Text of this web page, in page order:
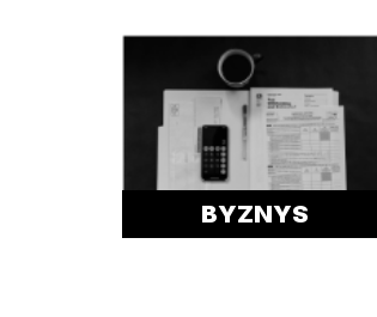
BYZNYS